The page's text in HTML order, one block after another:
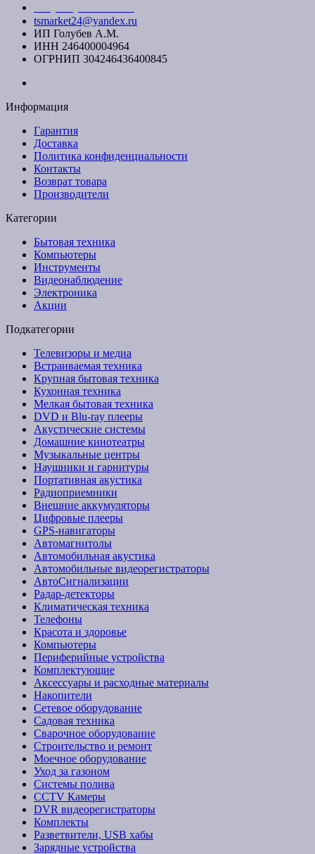
tsmarket24@yandex.ru
ИП Голубев А.М.
ИНН 246400004964
ОГРНИП 304246436400845
Информация
Гарантия
Доставка
Политика конфиденциальности
Контакты
Возврат товара
Производители
Категории
Бытовая техника
Компьютеры
Инструменты
Видеонаблюдение
Электроника
Акции
Подкатегории
Телевизоры и медиа
Встраиваемая техника
Крупная бытовая техника
Кухонная техника
Мелкая бытовая техника
DVD и Blu-ray плееры
Акустические системы
Домашние кинотеатры
Музыкальные центры
Наушники и гарнитуры
Портативная акустика
Радиоприемники
Внешние аккумуляторы
Цифровые плееры
GPS-навигаторы
Автомагнитолы
Автомобильная акустика
Автомобильные видеорегистраторы
АвтоСигнализации
Радар-детекторы
Климатическая техника
Телефоны
Красота и здоровье
Компьютеры
Периферийные устройства
Комплектующие
Аксессуары и расходные материалы
Накопители
Сетевое оборудование
Садовая техника
Сварочное оборудование
Строительство и ремонт
Моечное оборудование
Уход за газоном
Системы полива
CCTV Камеры
DVR видеорегистраторы
Комплекты
Разветвители, USB хабы
Зарядные устройства